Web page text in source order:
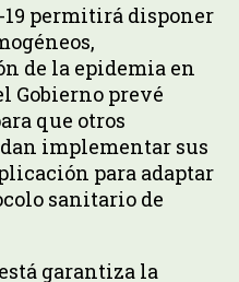
19 permitirá disponer
de la epidemia en
Gobierno prevé
que otros
implementar sus
para adaptar
sanitario de
garantiza la